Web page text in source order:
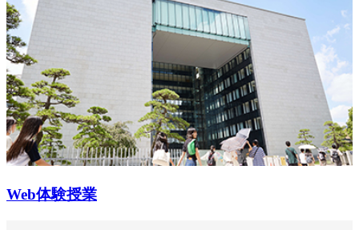
Web体験授業